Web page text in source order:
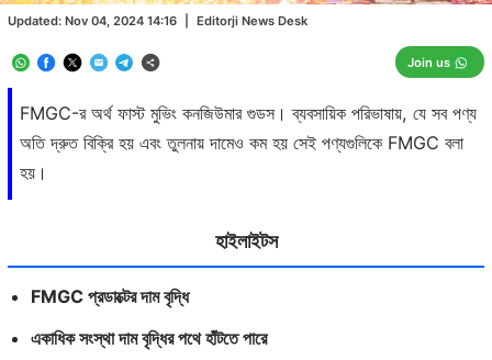
FMGC-র অর্থ ফাস্ট মুভিং কনজিউমার গুডস। ব্যবসায়িক পরিভাষায়, যে সব পণ্য
অতি দ্রুত বিক্রি হয় এবং তুলনায় দামেও কম হয় সেই পণ্যগুলিকে FMGC বলা
হয়।
Updated: Nov 04, 2024 14:16 Editorji News Desk
Join us
হাইলাইটস
FMGC প্রডাক্টের দাম বৃদ্ধি
একাধিক সংস্থা দাম বৃদ্ধির পথে হাঁটতে পারে